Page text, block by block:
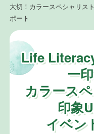
大切！カラースペシャリス
ポート
Life
一
カラース
印象
イベン